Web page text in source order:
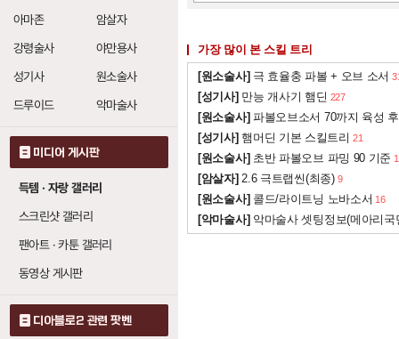
아마존
암살자
강령술사
야만용사
성기사
원소술사
드루이드
악마술사
미디어 게시판
득템 · 자랑 갤러리
스크린샷 갤러리
팬아트 · 카툰 갤러리
동영상 게시판
디아블로2 관련 팟벤
가장 많이 본 스킬 트리
[원소술사] 극 효율충 파볼 + 오브 소서
[성기사] 만능 개사기 햄딘 227
[원소술사] 파볼오브소서 70까지 육성
[성기사] 햄머딘 기본 스킬트리 21
[원소술사] 초반 파볼오브 파밍 90 기준
[암살자] 2.6 극트랩씬(최종) 9
[원소술사] 콜드/라이트닝 노바소서 16
[악마술사] 악마술사 셋팅정보(메아리국